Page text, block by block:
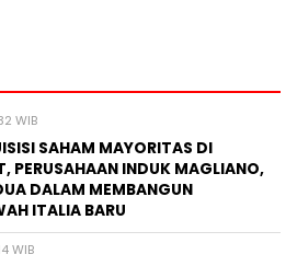
WIB
SAHAM MAYORITAS DI
PERUSAHAAN INDUK MAGLIANO,
DALAM MEMBANGUN
ITALIA BARU
WIB